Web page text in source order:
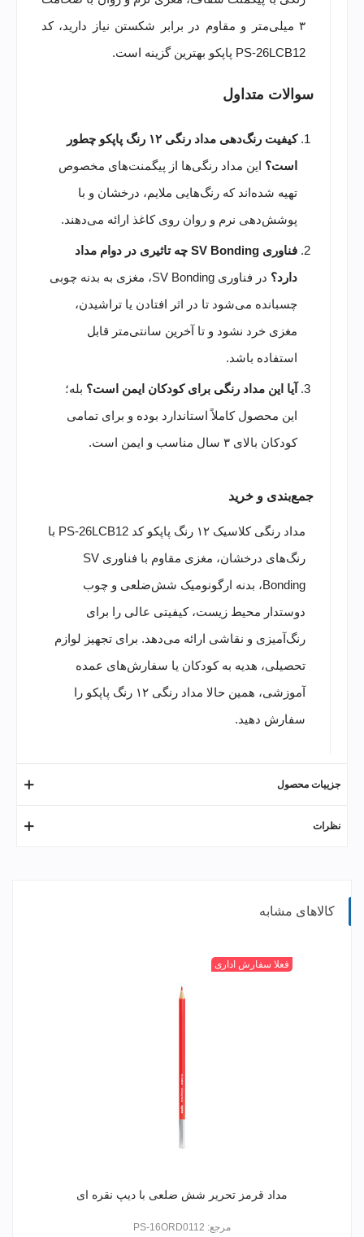
۳ میلی‌متر و مقاوم در برابر شکستن نیاز دارید، کد
PS-26LCB12 پاپکو بهترین گزینه است.
سوالات متداول
کیفیت رنگ‌دهی مداد رنگی ۱۲ رنگ پاپکو چطور
است؟ این مداد رنگی‌ها از پیگمنت‌های مخصوص
تهیه شده‌اند که رنگ‌هایی ملایم، درخشان و با
پوشش‌دهی نرم و روان روی کاغذ ارائه می‌دهند.
فناوری SV Bonding چه تاثیری در دوام مداد
دارد؟
در فناوری SV Bonding، مغزی به بدنه چوبی
چسبانده می‌شود تا در اثر افتادن یا تراشیدن،
مغزی خرد نشود و تا آخرین سانتی‌متر قابل
استفاده باشد.
آیا این مداد رنگی برای کودکان ایمن است؟ بله؛
این محصول کاملاً استاندارد بوده و برای تمامی
کودکان بالای ۳ سال مناسب و ایمن است.
جمع‌بندی و خرید
مداد رنگی کلاسیک ۱۲ رنگ پاپکو کد PS-26LCB12 با
رنگ‌های درخشان، مغزی مقاوم با فناوری SV
Bonding، بدنه ارگونومیک شش‌ضلعی و چوب
دوستدار محیط زیست، کیفیتی عالی را برای
رنگ‌آمیزی و نقاشی ارائه می‌دهد. برای تجهیز لوازم
تحصیلی، هدیه به کودکان یا سفارش‌های عمده
آموزشی، همین حالا مداد رنگی ۱۲ رنگ پاپکو را
سفارش دهید.
جزییات محصول
نظرات
کالاهای مشابه
قرمز
فعلا سفارش اداری
مداد قرمز تحریر شش ضلعی با دیپ نقره ای
مرجع: PS-16ORD0112